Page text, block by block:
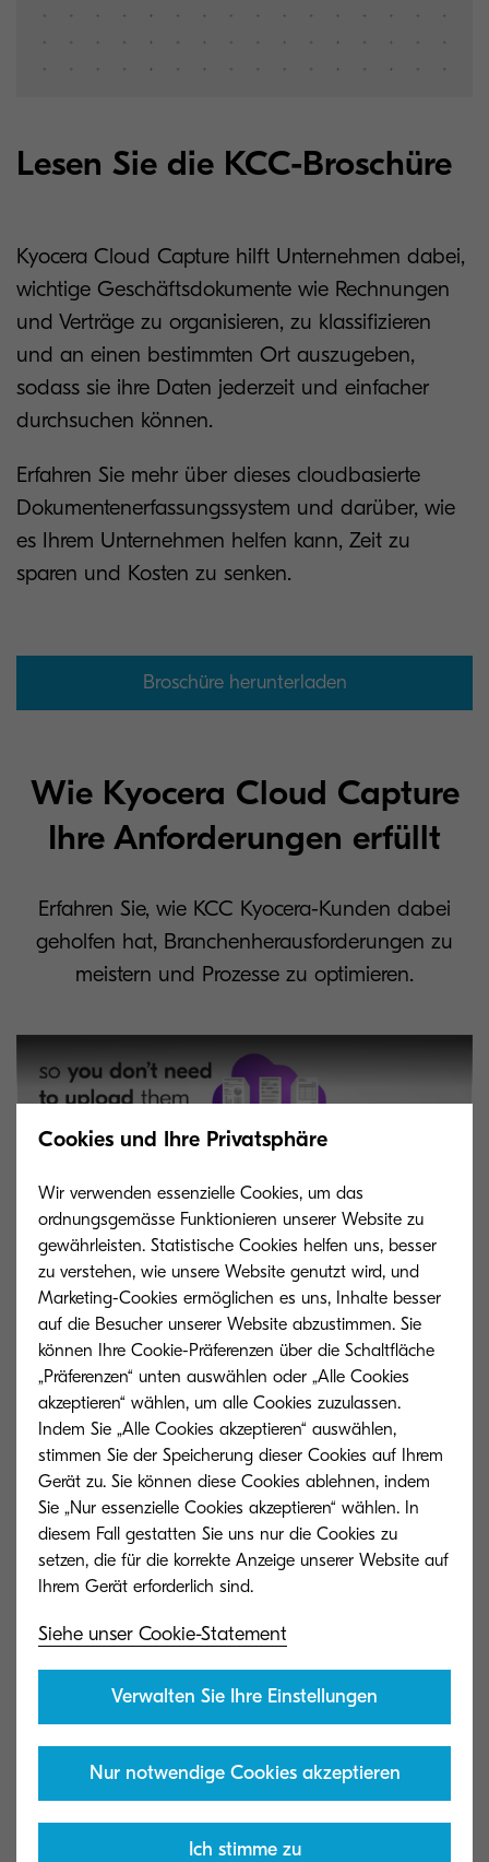
Lesen Sie die KCC-Broschüre
Kyocera Cloud Capture hilft Unternehmen dabei,
wichtige Geschäftsdokumente wie Rechnungen
und Verträge zu organisieren, zu klassifizieren
und an einen bestimmten Ort auszugeben,
sodass sie ihre Daten jederzeit und einfacher
durchsuchen können.
Erfahren Sie mehr über dieses cloudbasierte
Dokumentenerfassungssystem und darüber, wie
es Ihrem Unternehmen helfen kann, Zeit zu
sparen und Kosten zu senken.
Broschüre herunterladen
Wie Kyocera Cloud Capture
Ihre Anforderungen erfüllt
Erfahren Sie, wie KCC Kyocera-Kunden dabei
geholfen hat, Branchenherausforderungen zu
meistern und Prozesse zu optimieren.
Downloads
Kyocera Cloud Capture Software
Lernen Sie Kyocera Cloud
Capture kennen
Mit KCC können Sie Ihre Geschäftsabläufe
optimieren, indem Sie auf Ihre Bedürfnisse
zugeschnittene Scan-Workflows vordefinieren.
durchsuchbare Formate konvertieren und sicher
Cookies und Ihre Privatsphäre
Wir verwenden essenzielle Cookies, um das
ordnungsgemässe Funktionieren unserer Website zu
gewährleisten. Statistische Cookies helfen uns, besser
zu verstehen, wie unsere Website genutzt wird, und
Marketing-Cookies ermöglichen es uns, Inhalte besser
auf die Besucher unserer Website abzustimmen. Sie
können Ihre Cookie-Präferenzen über die Schaltfläche
„Präferenzen“ unten auswählen oder „Alle Cookies
akzeptieren“ wählen, um alle Cookies zuzulassen.
Indem Sie „Alle Cookies akzeptieren“ auswählen,
stimmen Sie der Speicherung dieser Cookies auf Ihrem
Gerät zu. Sie können diese Cookies ablehnen, indem
Sie „Nur essenzielle Cookies akzeptieren“ wählen. In
diesem Fall gestatten Sie uns nur die Cookies zu
setzen, die für die korrekte Anzeige unserer Website auf
Siehe unser Cookie-Statement
Verwalten Sie Ihre Einstellungen
Nur notwendige Cookies akzeptieren
Ich stimme zu